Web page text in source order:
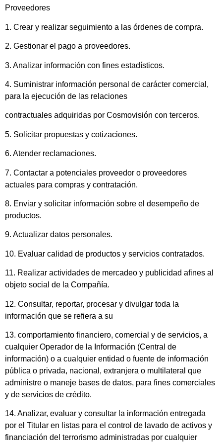
Proveedores
1. Crear y realizar seguimiento a las órdenes de compra.
2. Gestionar el pago a proveedores.
3. Analizar información con fines estadísticos.
4. Suministrar información personal de carácter comercial,
para la ejecución de las relaciones
contractuales adquiridas por Cosmovisión con terceros.
5. Solicitar propuestas y cotizaciones.
6. Atender reclamaciones.
7. Contactar a potenciales proveedor o proveedores
actuales para compras y contratación.
8. Enviar y solicitar información sobre el desempeño de
productos.
9. Actualizar datos personales.
10. Evaluar calidad de productos y servicios contratados.
11. Realizar actividades de mercadeo y publicidad afines al
objeto social de la Compañía.
12. Consultar, reportar, procesar y divulgar toda la
información que se refiera a su
13. comportamiento financiero, comercial y de servicios, a
cualquier Operador de la Información (Central de
información) o a cualquier entidad o fuente de información
pública o privada, nacional, extranjera o multilateral que
administre o maneje bases de datos, para fines comerciales
y de servicios de crédito.
14. Analizar, evaluar y consultar la información entregada
por el Titular en listas para el control de lavado de activos y
financiación del terrorismo administradas por cualquier